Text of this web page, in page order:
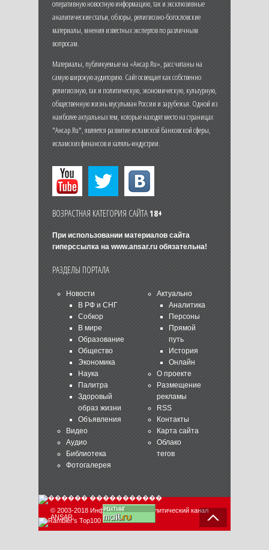
оперативную новостную информацию, так и эксклюзивные
аналитические статьи, обзоры, религиозно-богословские
материалы, мнения известных экспертов по различным
вопросам.
Материалы, публикуемые на «Ансар.Ru», рассчитаны на
самую широкую аудиторию. Сайт освещает как собственно
религиозную, так и политическую, экономическую, культурную,
общественную жизнь мусульман России и зарубежья. Одной из
наиболее актуальных тем, которые находят место на страницах
"Ансар.Ru", является развитие исламской банковской сферы,
исламских финансов и халяль-индустрии.
ВОЗРАСТНАЯ КАТЕГОРИЯ САЙТА18+
При использовании материалов сайта
гиперссылка на www.ansar.ruобязательна!
РАЗДЕЛЫ ПОРТАЛА
Новости
В РФ и СНГ
Собкор
В мире
Образование
Общество
Экономика
Наука
Палитра
Здоровый
образ жизни
Объявления
Видео
Аудио
Библиотека
Фотогалерея
Актуально
Аналитика
Персоны
Прямой
путь
История
Онлайн
О проекте
Размещение
рекламы
RSS
Контакты
Карта сайта
Облако
тегов
© 2003-2018 Информационно-аналитический канал
ANSAR